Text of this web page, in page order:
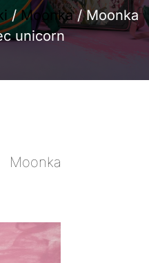
/Moonka/ Moonka
unicorn
Moonka